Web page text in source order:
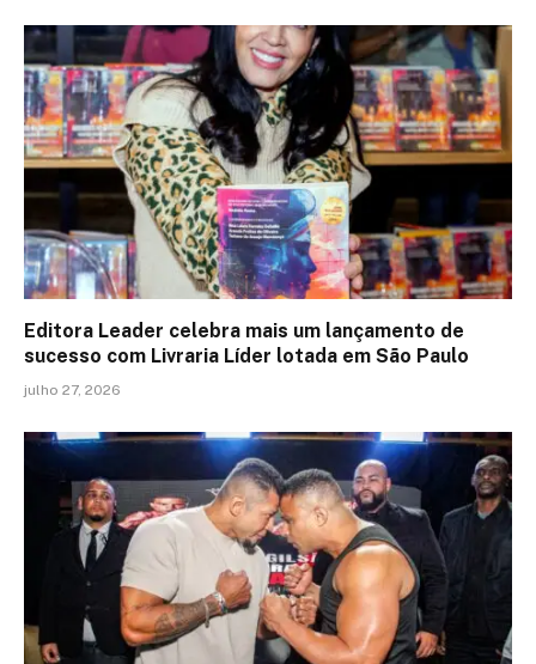
Editora Leader celebra mais um lançamento de
sucesso com Livraria Líder lotada em São Paulo
julho 27, 2026